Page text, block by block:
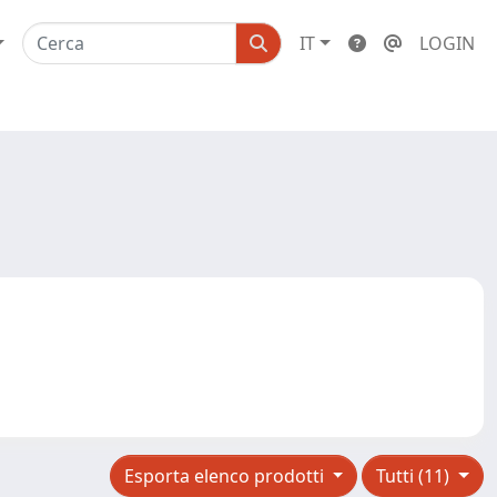
IT LOGIN
Tutti (11)
Esporta elenco prodotti